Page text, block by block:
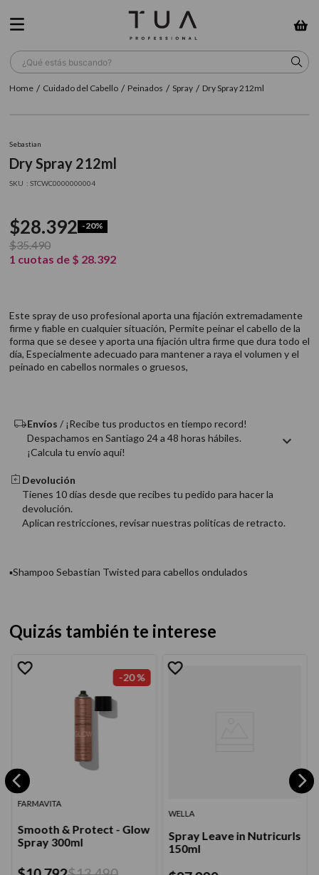
¿Qué estás buscando?
Cuidado del Cabello Peinados Spray Dry Spray 212ml
Sebastian
Dry Spray 212ml
: STCWC0000000004
$28.392 -20%
$35.490
1 cuotas de $ 28.392
Este spray de uso profesional aporta una fijación extremadamente
firme y fiable en cualquier situación, Permite peinar el cabello de la
forma que se desee y aporta una fijación ultra firme que dura todo el
día, Especialmente adecuado para mantener a raya el volumen y el
peinado en cabellos normales o gruesos,
Envíos / ¡Recibe tus productos en tiempo record!
Despachamos en Santiago 24 a 48 horas hábiles.
¡Calcula tu envío aquí!
Devolución
Tienes 10 días desde que recibes tu pedido para hacer la
devolución.
Aplican restricciones, revisar nuestras politicas de retracto.
▪Shampoo Sebastian Twisted para cabellos ondulados
Quizás también te interese
-20 %
FARMAVITA
Smooth & Protect - Glow
Spray 300ml
WELLA
Spray Leave in Nutricurls
150ml
TÉRMINOS MÁS BUSCADOS
5. cepillo
6 . gama
9. acondicionador
10. protector térmico